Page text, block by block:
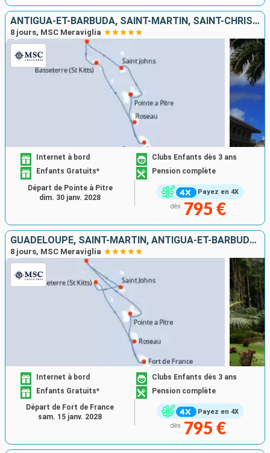
ANTIGUA-ET-BARBUDA, SAINT-MARTIN, SAINT-CHRISTOPHE-ET-NIÉVÈS, DOMINIQUE, MARTINIQUE, GUADELOUPE
8 jours, MSC Meraviglia
Payez en 4X
Internet à bord
Clubs Enfants dès 3 ans
Enfants Gratuits*
Pension complète
dès 795 €
Départ de Pointe à Pitre
dim. 30 janv. 2028
GUADELOUPE, SAINT-MARTIN, ANTIGUA-ET-BARBUDA, SAINT-CHRISTOPHE-ET-NIÉVÈS, DOMINIQUE, MARTINIQUE
8 jours, MSC Meraviglia
Payez en 4X
Internet à bord
Clubs Enfants dès 3 ans
Enfants Gratuits*
Pension complète
dès 795 €
Départ de Fort de France
sam. 15 janv. 2028